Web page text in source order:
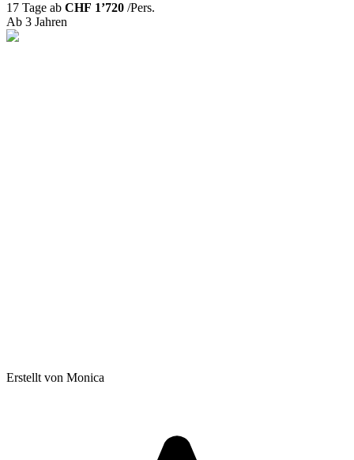
17 Tage ab CHF 1’720 /Pers.
Ab 3 Jahren
Erstellt von Monica